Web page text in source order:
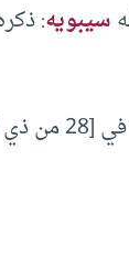
سيبويه: